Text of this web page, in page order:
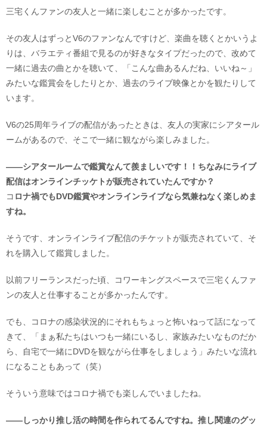
三宅くんファンの友人と一緒に楽しむことが多かったです。
その友人はずっとV6のファンなんですけど、楽曲を聴くとかいうよ
りは、バラエティ番組で見るのが好きなタイプだったので、改めて
一緒に過去の曲とかを聴いて、「こんな曲あるんだね、いいね～」
みたいな鑑賞会をしたりとか、過去のライブ映像とかを観たりして
います。
V6の25周年ライブの配信があったときは、友人の実家にシアタール
ームがあるので、そこで一緒に観ながら楽しみました。
――シアタールームで鑑賞なんて羨ましいです！！ちなみにライブ
配信はオンラインチッケトが販売されていたんですか？
コ ロナ禍でもDVD鑑賞やオンラインライブなら気兼ねなく楽しめま
すね。
そうです、オンラインライブ配信のチケットが販売されていて、そ
れを購入して鑑賞しました。
以前フリーランスだった頃、コワーキングスペースで三宅くんファ
ンの友人と仕事することが多かったんです。
でも、コロナの感染状況的にそれもちょっと怖いねって話になって
きて、「まぁ私たちはいつも一緒にいるし、家族みたいなものだか
ら、自宅で一緒にDVDを観ながら仕事をしましょう」みたいな流れ
になることもあって（笑）
そういう意味ではコロナ禍でも楽しんでいましたね。
――しっかり推し活の時間を作られてるんですね。推し関連のグッ